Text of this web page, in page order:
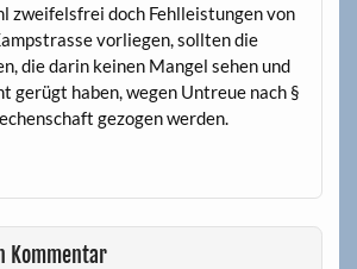
zweifelsfrei doch Fehlleistungen von
vorliegen, sollten die
die darin keinen Mangel sehen und
gerügt haben, wegen Untreue nach §
gezogen werden.
Kommentar